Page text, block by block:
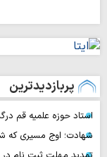
پربازدیدترین
استاد حوزه علمیه قم
شهادت؛ اوج مسیری که